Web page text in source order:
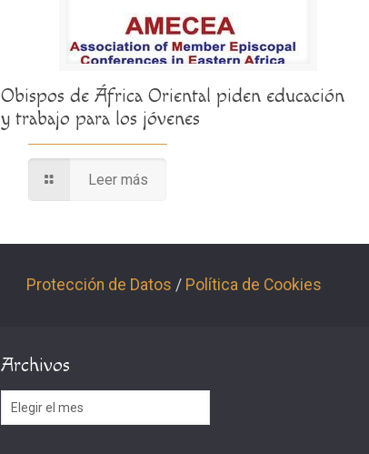
Obispos de África Oriental piden educación
y trabajo para los jóvenes
Leer más
Protección de Datos / Política de Cookies
Archivos
Archivos